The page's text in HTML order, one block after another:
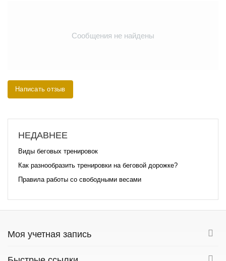
Сообщения не найдены
Написать отзыв
НЕДАВНЕЕ
Виды беговых тренировок
Как разнообразить тренировки на беговой дорожке?
Правила работы со свободными весами
Моя учетная запись